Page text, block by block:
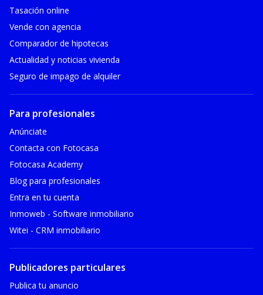
Tasación online
Vende con agencia
Comparador de hipotecas
Actualidad y noticias vivienda
Seguro de impago de alquiler
Para profesionales
Anúnciate
Contacta con Fotocasa
Fotocasa Academy
Blog para profesionales
Entra en tu cuenta
Inmoweb - Software inmobiliario
Witei - CRM inmobiliario
Publicadores particulares
Publica tu anuncio